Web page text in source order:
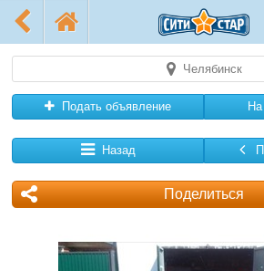
Челябинск
Подать объявление
Назад
Поделиться